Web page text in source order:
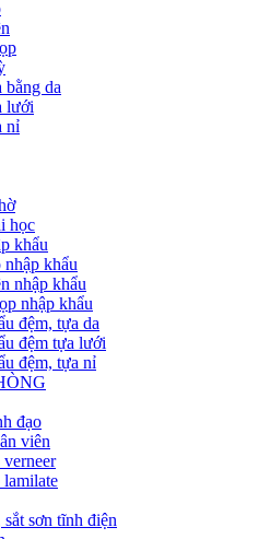
bằng da
lưới
nỉ
học
khẩu
nhập khẩu
nhập khẩu
nhập khẩu
đệm, tựa da
đệm tựa lưới
đệm, tựa nỉ
đạo
viên
sơn tĩnh điện